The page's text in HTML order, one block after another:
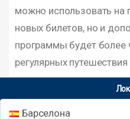
можно использовать на
новых билетов, но и
программы будет более
регулярных путешествия
Барселона